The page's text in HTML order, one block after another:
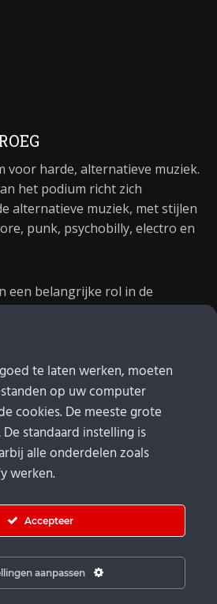
voor harde, alternatieve muziek.
het podium richt zich
alternatieve muziek, met stijlen
punk, psychobilly, electro en
een belangrijke rol in de
francis@baroeg.nl
te laten werken, moeten
op uw computer
cookies. De meeste grote
standaard instelling is
alle onderdelen zoals
werken.
Accepteer
aanpassen